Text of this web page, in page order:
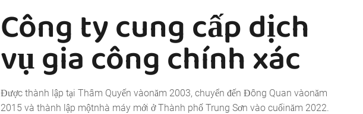
Công ty cung cấp dịch
vụ gia công chính xác
Được thành lập tại Thâm Quyến vàonăm 2003, chuyển đến Đông Quan vàonăm
2015 và thành lập mộtnhà máy mới ở Thành phố Trung Sơn vào cuốinăm 2022.